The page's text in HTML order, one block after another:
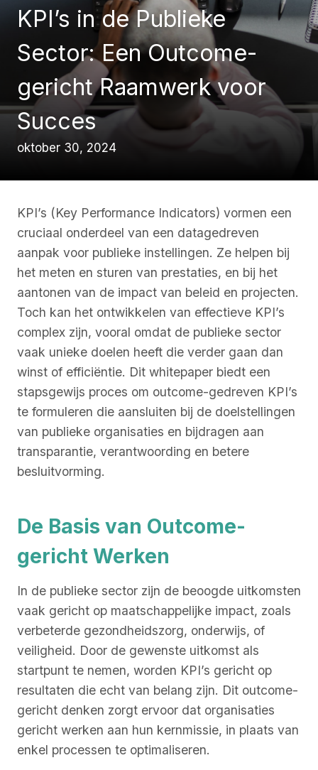
KPI’s in de Publieke
Sector: Een Outcome-
gericht Raamwerk voor
Succes
oktober 30, 2024
KPI’s (Key Performance Indicators) vormen een
cruciaal onderdeel van een datagedreven
aanpak voor publieke instellingen. Ze helpen bij
het meten en sturen van prestaties, en bij het
aantonen van de impact van beleid en projecten.
Toch kan het ontwikkelen van effectieve KPI’s
complex zijn, vooral omdat de publieke sector
vaak unieke doelen heeft die verder gaan dan
winst of efficiëntie. Dit whitepaper biedt een
stapsgewijs proces om outcome-gedreven KPI’s
te formuleren die aansluiten bij de doelstellingen
van publieke organisaties en bijdragen aan
transparantie, verantwoording en betere
besluitvorming.
De Basis van Outcome-
gericht Werken
In de publieke sector zijn de beoogde uitkomsten
vaak gericht op maatschappelijke impact, zoals
verbeterde gezondheidszorg, onderwijs, of
veiligheid. Door de gewenste uitkomst als
startpunt te nemen, worden KPI’s gericht op
resultaten die echt van belang zijn. Dit outcome-
gericht denken zorgt ervoor dat organisaties
gericht werken aan hun kernmissie, in plaats van
enkel processen te optimaliseren.